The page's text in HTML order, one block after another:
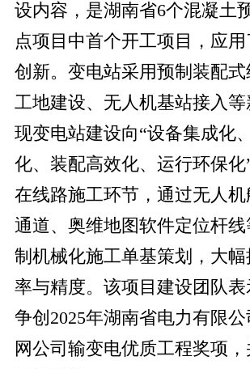
设内容，是湖南省6个混凝土
点项目中首个开工项目，应
创新。变电站采用预制装配
工地建设、无人机基站接入
现变电站建设向“设备集成化
化、装配高效化、运行环保化
在线路施工环节，通过无人
通道、奥维地图软件定位杆
制机械化施工单基策划，大
率与精度。该项目建设团队表
争创2025年湖南省电力有限
网公司输变电优质工程奖项